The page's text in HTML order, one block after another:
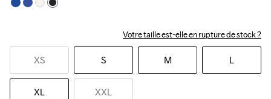
Votre taille est-elle en rupture de stock ?
XS S M L
XL XXL